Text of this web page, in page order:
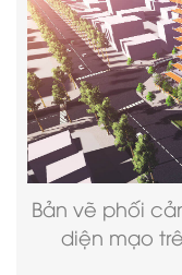
Bản vẽ phối
diện mạo